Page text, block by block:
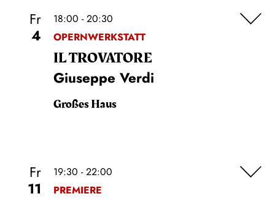
Fr
4
18:00 - 20:30
OPERNWERKSTATT
IL TROVA­TORE
Giuseppe Verdi
Großes Haus
Fr
11
19:30 - 22:00
PREMIERE